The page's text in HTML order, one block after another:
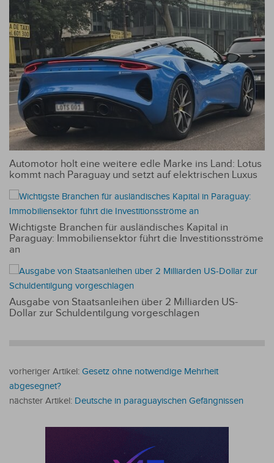
abgeschaltet
Automotor holt eine weitere edle Marke ins Land: Lotus
kommt nach Paraguay und setzt auf elektrischen Luxus
Wichtigste Branchen für ausländisches Kapital in
Paraguay: Immobiliensektor führt die Investitionsströme
an
Ausgabe von Staatsanleihen über 2 Milliarden US-
Dollar zur Schuldentilgung vorgeschlagen
vorheriger Artikel: Gesetz ohne notwendige Mehrheit
abgesegnet?
nächster Artikel: Deutsche in paraguayischen Gefängnissen